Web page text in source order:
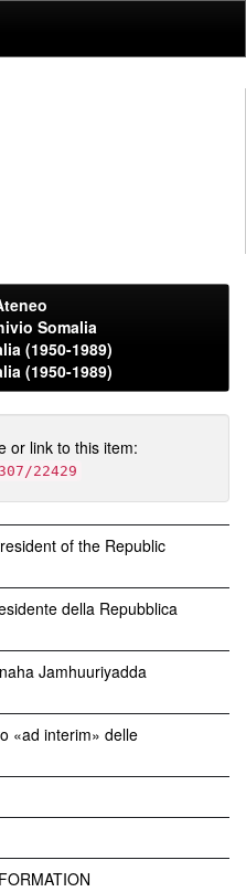
Somalia
(1950-1989)
(1950-1989)
or link to this item:
22429
of the Republic
della Repubblica
Jamhuuriyadda
«ad interim» delle